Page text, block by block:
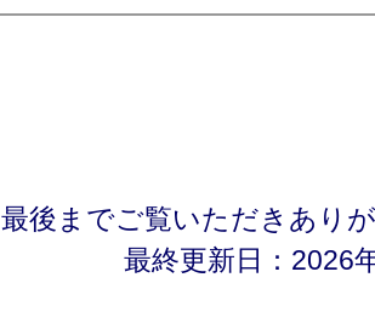
最後までご覧いただきあり
最終更新日：2026